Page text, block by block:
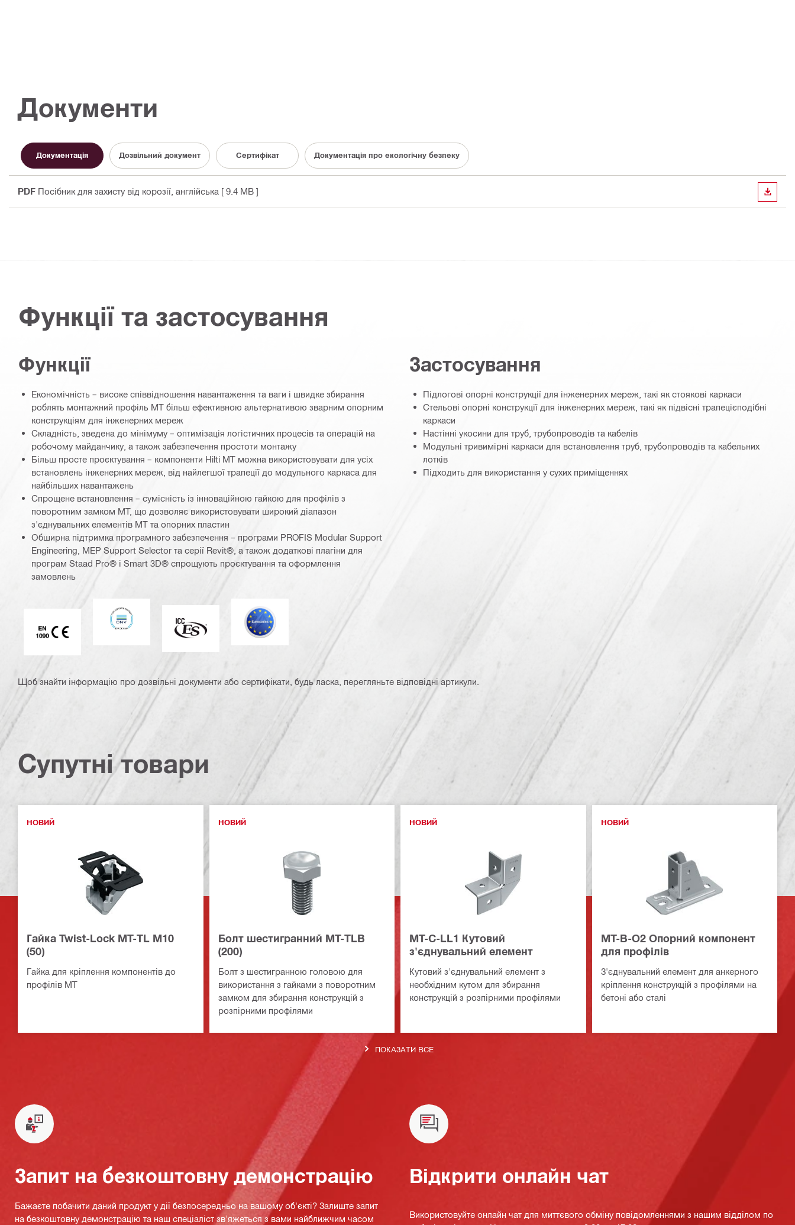
Документи
Документація Дозвільний документ Сертифікат Документація про екологічну безпеку
PDF Посібник для захисту від корозії , англійська [ 9.4 MB ]
Функції та застосування
Функції
Економічність – високе співвідношення навантаження та ваги і швидке збирання
роблять монтажний профіль MT більш ефективною альтернативою зварним опорним
конструкціям для інженерних мереж
Складність, зведена до мінімуму – оптимізація логістичних процесів та операцій на
робочому майданчику, а також забезпечення простоти монтажу
Більш просте проєктування – компоненти Hilti MT можна використовувати для усіх
встановлень інженерних мереж, від найлегшої трапеції до модульного каркаса для
найбільших навантажень
Спрощене встановлення – сумісність із інноваційною гайкою для профілів з
поворотним замком MT, що дозволяє використовувати широкий діапазон
з'єднувальних елементів MT та опорних пластин
Обширна підтримка програмного забезпечення – програми PROFIS Modular Support
Engineering, MEP Support Selector та серії Revit®, а також додаткові плагіни для
програм Staad Pro® і Smart 3D® спрощують проєктування та оформлення
замовлень
Маркування CE EN 1090
DNV Єврокод
Застосування
Підлогові опорні конструкції для інженерних мереж, такі як стоякові каркаси
Стельові опорні конструкції для інженерних мереж, такі як підвісні трапецієподібні
каркаси
Настінні укосини для труб, трубопроводів та кабелів
Модульні тривимірні каркаси для встановлення труб, трубопроводів та кабельних
лотків
Підходить для використання у сухих приміщеннях
Щоб знайти інформацію про дозвільні документи або сертифікати, будь ласка, перегляньте відповідні артикули.
Супутні товари
НОВИЙ
Гайка Twist-Lock MT-TL M10
(50)
Гайка для кріплення компонентів до
профілів MT
НОВИЙ
Болт шестигранний MT-TLB
(200)
Болт з шестигранною головою для
використання з гайками з поворотним
замком для збирання конструкцій з
розпірними профілями
НОВИЙ
MT-C-LL1 Кутовий
з'єднувальний елемент
Кутовий з'єднувальний елемент з
необхідним кутом для збирання
конструкцій з розпірними профілями
НОВИЙ
MT-B-O2 Опорний компонент
для профілів
З'єднувальний елемент для анкерного
кріплення конструкцій з профілями на
бетоні або сталі
ПОКАЗАТИ ВСЕ
Запит на безкоштовну демонстрацію
Бажаєте побачити даний продукт у дії безпосередньо на вашому об'єкті? Залиште запит
на безкоштовну демонстрацію та наш спеціаліст зв'яжеться з вами найближчим часом
Відкрити онлайн чат
Використовуйте онлайн чат для миттєвого обміну повідомленнями з нашим відділом по